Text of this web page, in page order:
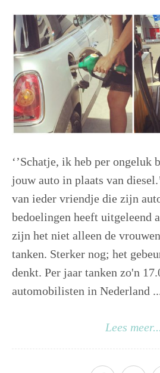
‘’Schatje, ik heb per ongeluk
jouw auto in plaats van
van ieder vriendje die zijn
bedoelingen heeft uitgeleend
zijn het niet alleen de
tanken. Sterker nog; het
denkt. Per jaar tanken zo'n
automobilisten in Nederland
Lees meer...